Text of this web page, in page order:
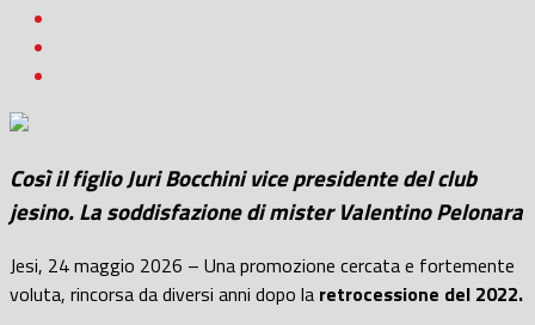
Così il figlio Juri Bocchini vice presidente del club
jesino. La soddisfazione di mister Valentino Pelonara
Jesi, 24 maggio 2026 – Una promozione cercata e fortemente
voluta, rincorsa da diversi anni dopo la retrocessione del 2022.